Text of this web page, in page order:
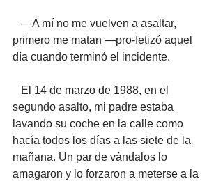
primero me matan —pro-fetizó aquel
día cuando terminó el incidente.
segundo asalto, mi padre estaba
lavando su coche en la calle como
hacía todos los días a las siete de la
mañana. Un par de vándalos lo
amagaron y lo forzaron a meterse a la